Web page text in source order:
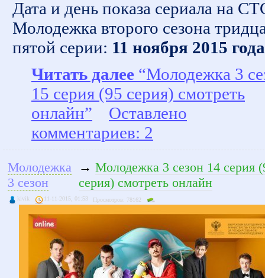
Дата и день показа сериала на
Молодежка второго сезона
пятой серии: 11 ноября 2015 года
Читать далее “Молодежка 3
15 серия (95 серия) смотреть
онлайн”
Оставлено
комментариев: 2
Молодежка
3 сезон
→ Молодежка 3 сезон 14 серия
серия) смотреть онлайн
kivik 11-11-2015, 01:53 Просмотров: 78162